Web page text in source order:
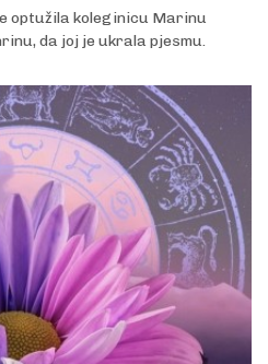
optužila koleginicu Marinu
da joj je ukrala pjesmu.